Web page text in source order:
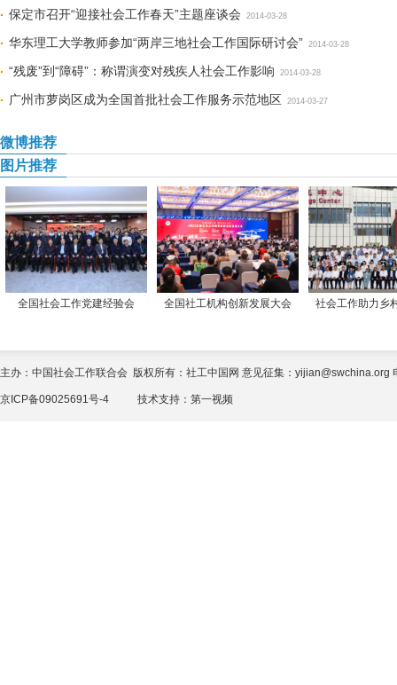
保定市召开“迎接社会工作春天”主题座谈会 2014-03-28
华东理工大学教师参加“两岸三地社会工作国际研讨会” 2014-03-28
“残废”到“障碍”：称谓演变对残疾人社会工作影响 2014-03-28
广州市萝岗区成为全国首批社会工作服务示范地区 2014-03-27
微博推荐
图片推荐
全国社会工作党建经验会 全国社工机构创新发展大会 社会工作助力乡
主办：中国社会工作联合会 版权所有：社工中国网 意见征集：yijian@swchina.org
京ICP备09025691号-4 技术支持： 第一视频